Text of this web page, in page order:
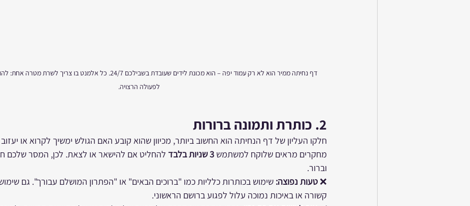
דף נחיתה ממיר הוא לא רק עמוד יפה – הוא מכונת לידים שעובדת בשבילכם 24/7. כל אלמנט בו
לפעולה הרצויה.
2. כותרת ותמונה ברורות
חלקו העליון של דף הנחיתה הוא החשוב ביותר, מכיוון שהוא קובע האם הגולש ימשיך לקרוא או
מחקרים מראים שלוקח למשתמש 3 שניות בלבד
להחליט אם להישאר או לצאת. לכן, המסר שלכם
וברור.
❌ טעות נפוצה: שימוש בכותרות כלליות כמו "ברוכים הבאים" או "הפתרון המושלם עבורך". גם
קשורה או באיכות נמוכה עלול לפגוע ברושם הראשוני.